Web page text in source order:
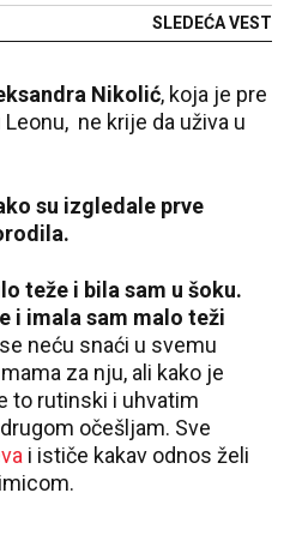
SLEDEĆA VEST
Nikolić, koja je pre
ne krije da uživa u
su izgledale prve
teže i bila sam u šoku.
i imala sam malo teži
neću snaći u svemu
za nju, ali kako je
to rutinski i uhvatim
očešljam. Sve
i ističe kakav odnos želi